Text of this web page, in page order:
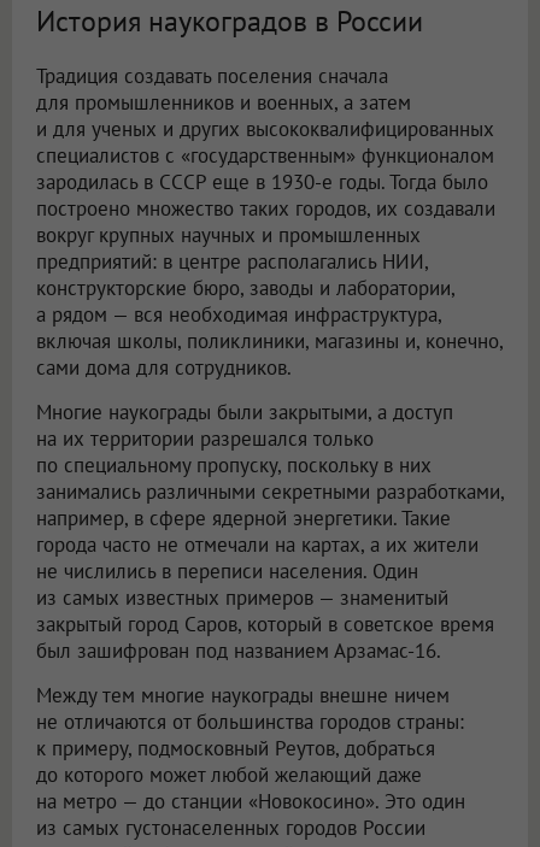
История наукоградов в России
Традиция создавать поселения сначала
для промышленников и военных, а затем
и для ученых и других высококвалифицированных
специалистов с «государственным» функционалом
зародилась в СССР еще в 1930-е годы. Тогда было
построено множество таких городов, их создавали
вокруг крупных научных и промышленных
предприятий: в центре располагались НИИ,
конструкторские бюро, заводы и лаборатории,
а рядом — вся необходимая инфраструктура,
включая школы, поликлиники, магазины и, конечно,
сами дома для сотрудников.
Многие наукограды были закрытыми, а доступ
на их территории разрешался только
по специальному пропуску, поскольку в них
занимались различными секретными разработками,
например, в сфере ядерной энергетики. Такие
города часто не отмечали на картах, а их жители
не числились в переписи населения. Один
из самых известных примеров — знаменитый
закрытый город Саров, который в советское время
был зашифрован под названием Арзамас-16.
Между тем многие наукограды внешне ничем
не отличаются от большинства городов страны:
к примеру, подмосковный Реутов, добраться
до которого может любой желающий даже
на метро — до станции «Новокосино». Это один
из самых густонаселенных городов России